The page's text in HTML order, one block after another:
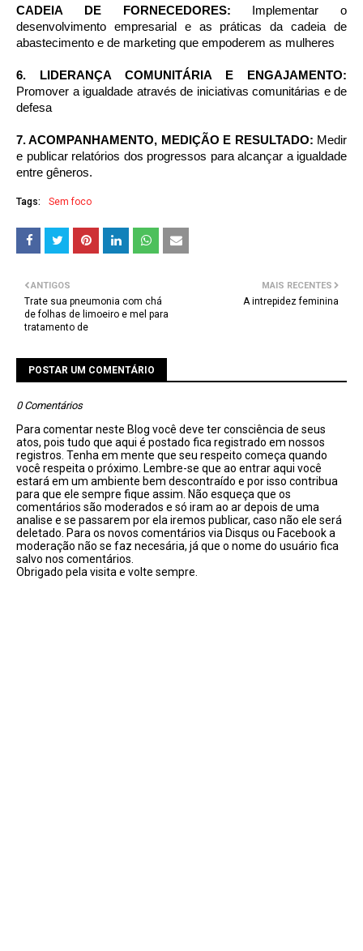
CADEIA DE FORNECEDORES: Implementar o
desenvolvimento empresarial e as práticas da cadeia de
abastecimento e de marketing que empoderem as mulheres
6. LIDERANÇA COMUNITÁRIA E ENGAJAMENTO:
Promover a igualdade através de iniciativas comunitárias e de
defesa
7. ACOMPANHAMENTO, MEDIÇÃO E RESULTADO: Medir
e publicar relatórios dos progressos para alcançar a igualdade
entre gêneros.
Tags: Sem foco
MAIS RECENTES
A intrepidez feminina
ANTIGOS
Trate sua pneumonia com chá
de folhas de limoeiro e mel para
tratamento de
POSTAR UM COMENTÁRIO
0 Comentários
Para comentar neste Blog você deve ter consciência de seus
atos, pois tudo que aqui é postado fica registrado em nossos
registros. Tenha em mente que seu respeito começa quando
você respeita o próximo. Lembre-se que ao entrar aqui você
estará em um ambiente bem descontraído e por isso contribua
para que ele sempre fique assim. Não esqueça que os
comentários são moderados e só iram ao ar depois de uma
analise e se passarem por ela iremos publicar, caso não ele será
deletado. Para os novos comentários via Disqus ou Facebook a
moderação não se faz necesária, já que o nome do usuário fica
salvo nos comentários.
Obrigado pela visita e volte sempre.